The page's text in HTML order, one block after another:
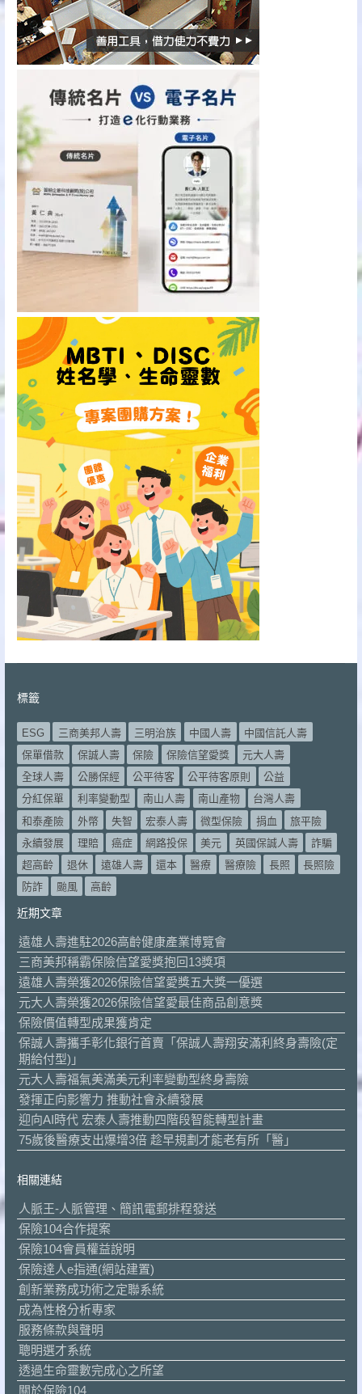
標籤
ESG 三商美邦人壽 三明治族 中國人壽
中國信託人壽
保單借款
保誠人壽 保險 保險信望愛獎
元大人壽
全球人壽
公勝保經 公平待客 公平待客原則
公益
分紅保單
利率變動型 南山人壽 南山產物
台灣人壽
和泰產險
外幣 失智 宏泰人壽 微型保險 捐血
旅平險
永續發展
理賠 癌症 網路投保 美元 英國保誠人壽
詐騙
超高齡
退休 遠雄人壽 還本 醫療 醫療險 長照
長照險
防詐
颱風 高齡
近期文章
遠雄人壽進駐2026高齡健康產業博覽會
三商美邦稱霸保險信望愛獎抱回13獎項
遠雄人壽榮獲2026保險信望愛獎五大獎一優選
元大人壽榮獲2026保險信望愛最佳商品創意獎
保險價值轉型成果獲肯定
保誠人壽攜手彰化銀行首賣「保誠人壽翔安滿利終身壽險(定
期給付型)」
元大人壽福氣美滿美元利率變動型終身壽險
發揮正向影響力 推動社會永續發展
迎向AI時代 宏泰人壽推動四階段智能轉型計畫
75歲後醫療支出爆增3倍 趁早規劃才能老有所「醫」
相關連結
人脈王-人脈管理、簡訊電郵排程發送
保險104合作提案
保險104會員權益說明
保險達人e指通(網站建置)
創新業務成功術之定聯系統
成為性格分析專家
服務條款與聲明
聰明選才系統
透過生命靈數完成心之所望
關於保險104